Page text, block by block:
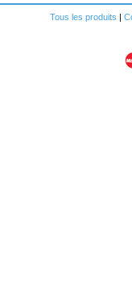
Tous les produits |